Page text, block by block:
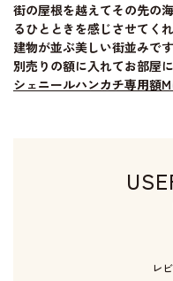
街の屋根を越えてその先の
るひとときを感じさせてく
建物が並ぶ美しい街並みです
別売りの額に入れてお部屋
シェニールハンカチ専用額
レ